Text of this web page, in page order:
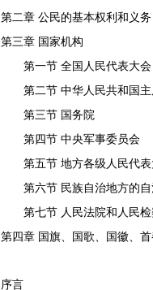
第二章 公民的基本权利和义务
第三章 国家机构
第一节 全国人民代表大会
第二节 中华人民共和国主
第三节 国务院
第四节 中央军事委员会
第五节 地方各级人民代表
第六节 民族自治地方的自
第七节 人民法院和人民检
第四章 国旗、国歌、国徽、
序言